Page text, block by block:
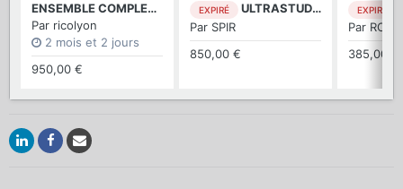
ENSEMBLE COMPLET TILTA POUR DJI RS 2/3/4 pro (combo)
Par ricolyon
2 mois et 2 jours
950,00 €
EXPIRÉ
ULTRASTUDIO 4K Mini
Par SPIR
850,00 €
EXPIRÉ
Par
385,00 €